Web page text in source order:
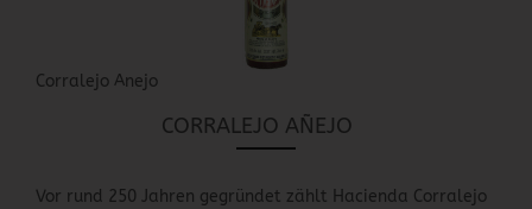
Corralejo Anejo
CORRALEJO AÑEJO
Vor rund 250 Jahren gegründet zählt Hacienda Corralejo